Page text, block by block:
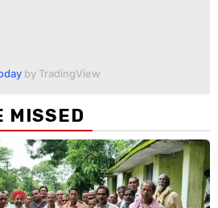
by TradingView
MISSED